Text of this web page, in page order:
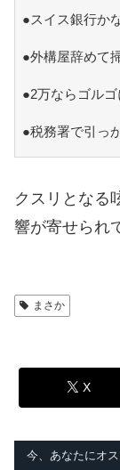
●スイス銀行か
●外構屋辞めて
●2万ならゴル
●税務署で引っ
クスリとなる
響が寄せられ
まさか
X
今、あなたにオ